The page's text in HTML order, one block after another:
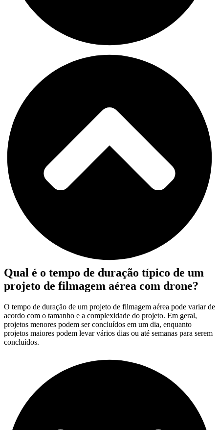
Qual é o tempo de duração típico de um
projeto de filmagem aérea com drone?
O tempo de duração de um projeto de filmagem aérea pode variar de
acordo com o tamanho e a complexidade do projeto. Em geral,
projetos menores podem ser concluídos em um dia, enquanto
projetos maiores podem levar vários dias ou até semanas para serem
concluídos.